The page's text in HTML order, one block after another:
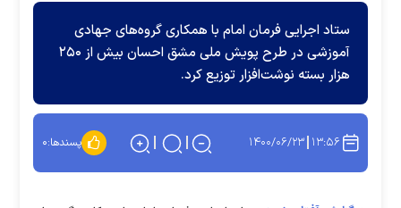
ستاد اجرایی فرمان امام با همکاری گروه‌های جهادی
آموزشی در طرح پویش ملی مشق احسان بیش از ۲۵۰
هزار بسته نوشت‌افزار توزیع کرد.
۱۳:۵۶ ۱۴۰۰/۰۶/۲۳ پسندها:۰